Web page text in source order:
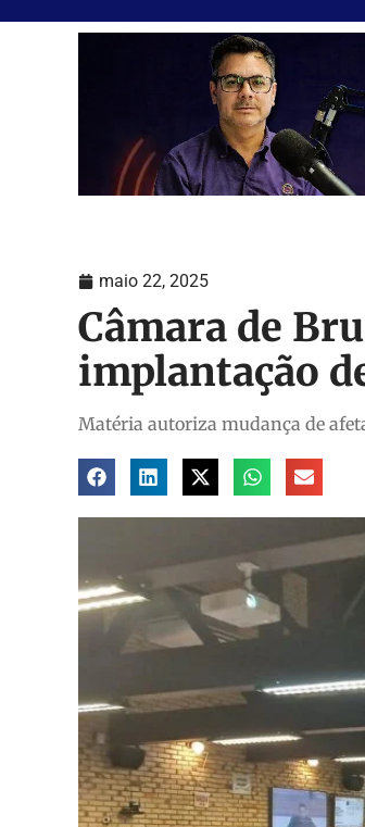
maio 22, 2025
Câmara de
implantação
Matéria autoriza mudança de